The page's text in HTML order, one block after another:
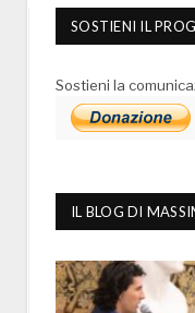
SOSTIENI IL
Sostieni la
IL BLOG DI